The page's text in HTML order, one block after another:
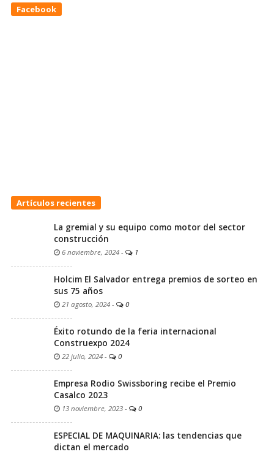
Facebook
Artículos recientes
La gremial y su equipo como motor del sector
construcción
6 noviembre, 2024 - 1
Holcim El Salvador entrega premios de sorteo en
sus 75 años
21 agosto, 2024 - 0
Éxito rotundo de la feria internacional
Construexpo 2024
22 julio, 2024 - 0
Empresa Rodio Swissboring recibe el Premio
Casalco 2023
13 noviembre, 2023 - 0
ESPECIAL DE MAQUINARIA: las tendencias que
dictan el mercado